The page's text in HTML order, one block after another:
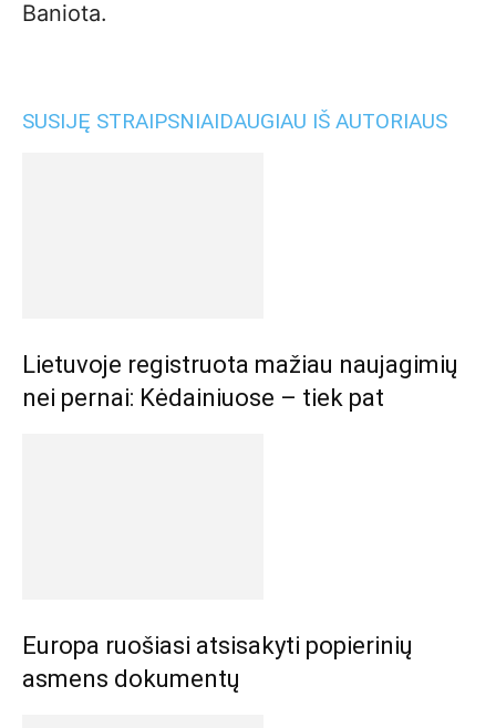
Baniota.
SUSIJĘ STRAIPSNIAIDAUGIAU IŠ AUTORIAUS
Lietuvoje registruota mažiau naujagimių
nei pernai: Kėdainiuose – tiek pat
Europa ruošiasi atsisakyti popierinių
asmens dokumentų